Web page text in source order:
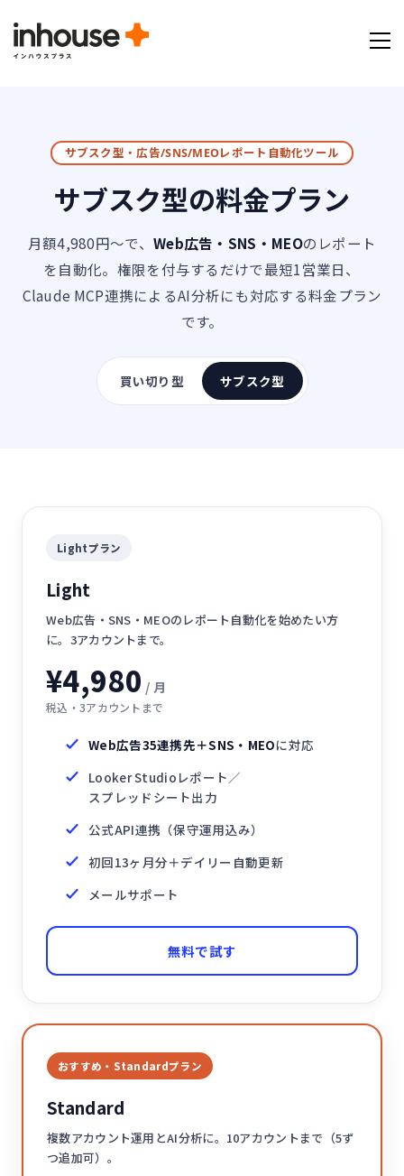
サブスク型・広告/SNS/MEOレポート自動化ツール
サブスク型の料金プラン
月額4,980円〜で、 Web広告・SNS・MEOのレポート
を自動化。権限を付与するだけで最短1営業日、
Claude MCP連携によるAI分析にも対応する料金プラン
です。
買い切り型 サブスク型
Lightプラン
Light
Web広告・SNS・MEOのレポート自動化を始めたい方
に。3アカウントまで。
¥4,980 / 月
税込・3アカウントまで
Web広告35連携先＋SNS・MEOに対応
Looker Studioレポート／
スプレッドシート出力
公式API連携（保守運用込み）
初回13ヶ月分＋デイリー自動更新
メールサポート
無料で試す
おすすめ・Standardプラン
Standard
複数アカウント運用とAI分析に。10アカウントまで（5ず
つ追加可）。